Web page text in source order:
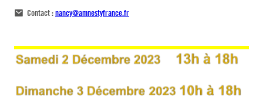
Contact :nancy@amnestyfrance.fr